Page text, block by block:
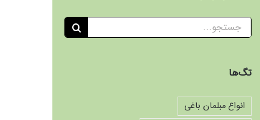
جستجو
برای:
تگ‌ها
انواع مبلمان باغی